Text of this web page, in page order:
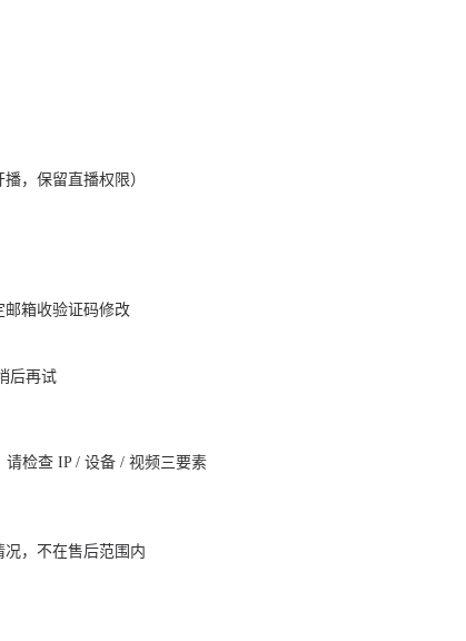
，保留直播权限）
邮箱收验证码修改
后再试
检查 IP / 设备 / 视频三要素
，不在售后范围内